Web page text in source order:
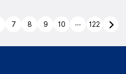
7 8 9 10 ... 122